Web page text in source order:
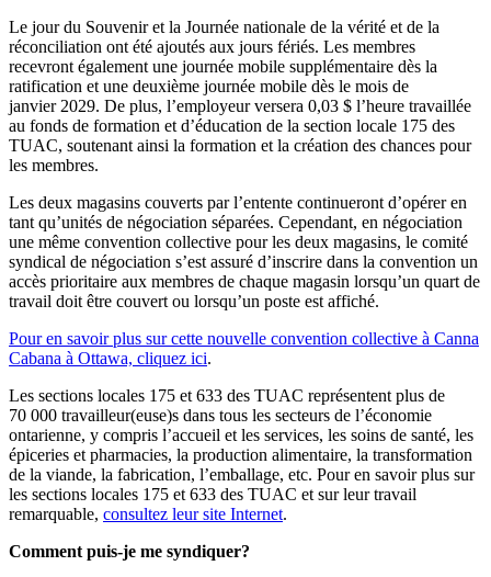
Le jour du Souvenir et la Journée nationale de la vérité et de la
réconciliation ont été ajoutés aux jours fériés. Les membres
recevront également une journée mobile supplémentaire dès la
ratification et une deuxième journée mobile dès le mois de
janvier 2029. De plus, l’employeur versera 0,03 $ l’heure travaillée
au fonds de formation et d’éducation de la section locale 175 des
TUAC, soutenant ainsi la formation et la création des chances pour
les membres.
Les deux magasins couverts par l’entente continueront d’opérer en
tant qu’unités de négociation séparées. Cependant, en négociation
une même convention collective pour les deux magasins, le comité
syndical de négociation s’est assuré d’inscrire dans la convention un
accès prioritaire aux membres de chaque magasin lorsqu’un quart de
travail doit être couvert ou lorsqu’un poste est affiché.
Pour en savoir plus sur cette nouvelle convention collective à Canna
Cabana à Ottawa, cliquez ici.
Les sections locales 175 et 633 des TUAC représentent plus de
70 000 travailleur(euse)s dans tous les secteurs de l’économie
ontarienne, y compris l’accueil et les services, les soins de santé, les
épiceries et pharmacies, la production alimentaire, la transformation
de la viande, la fabrication, l’emballage, etc. Pour en savoir plus sur
les sections locales 175 et 633 des TUAC et sur leur travail
remarquable, consultez leur site Internet.
Comment puis-je me syndiquer?